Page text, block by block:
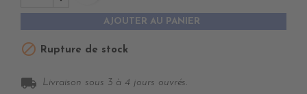
AJOUTER AU PANIER
 Rupture de stock
local_shipping Livraison sous 3 à 4 jours ouvrés.